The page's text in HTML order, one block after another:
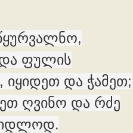
ფულის
და ჭამეთ;
ღვინო და რძე